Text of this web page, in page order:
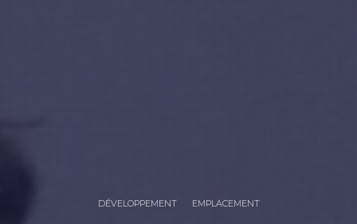
DÉVELOPPEMENT EMPLACEMENT